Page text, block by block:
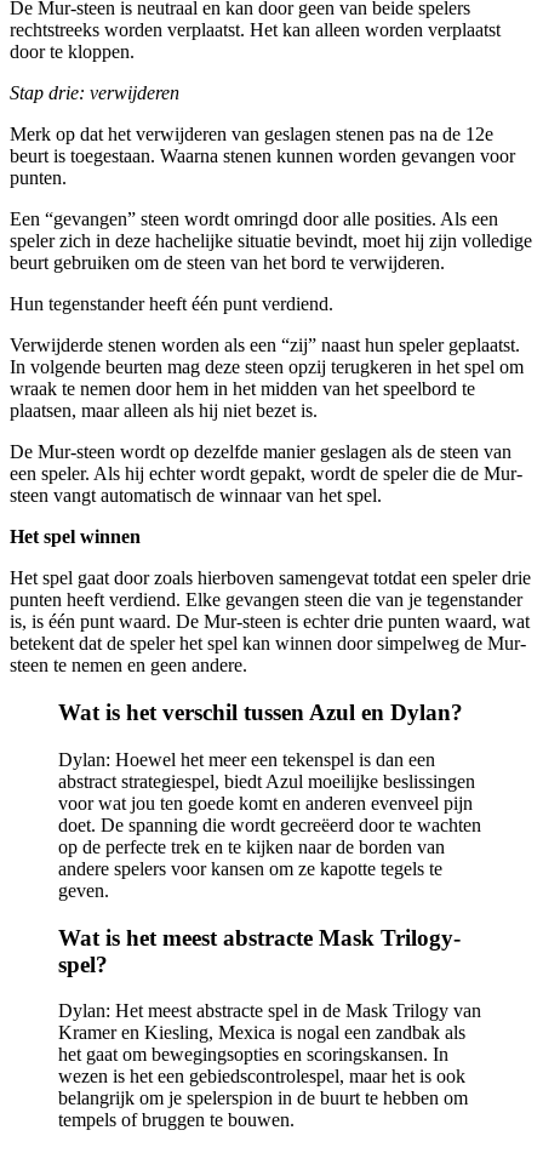
De Mur-steen is neutraal en kan door geen van beide spelers
rechtstreeks worden verplaatst. Het kan alleen worden verplaatst
door te kloppen.
Stap drie: verwijderen
Merk op dat het verwijderen van geslagen stenen pas na de 12e
beurt is toegestaan. Waarna stenen kunnen worden gevangen voor
punten.
Een “gevangen” steen wordt omringd door alle posities. Als een
speler zich in deze hachelijke situatie bevindt, moet hij zijn volledige
beurt gebruiken om de steen van het bord te verwijderen.
Hun tegenstander heeft één punt verdiend.
Verwijderde stenen worden als een “zij” naast hun speler geplaatst.
In volgende beurten mag deze steen opzij terugkeren in het spel om
wraak te nemen door hem in het midden van het speelbord te
plaatsen, maar alleen als hij niet bezet is.
De Mur-steen wordt op dezelfde manier geslagen als de steen van
een speler. Als hij echter wordt gepakt, wordt de speler die de Mur-
steen vangt automatisch de winnaar van het spel.
Het spel winnen
Het spel gaat door zoals hierboven samengevat totdat een speler drie
punten heeft verdiend. Elke gevangen steen die van je tegenstander
is, is één punt waard. De Mur-steen is echter drie punten waard, wat
betekent dat de speler het spel kan winnen door simpelweg de Mur-
steen te nemen en geen andere.
Wat is het verschil tussen Azul en Dylan?
Dylan: Hoewel het meer een tekenspel is dan een
abstract strategiespel, biedt Azul moeilijke beslissingen
voor wat jou ten goede komt en anderen evenveel pijn
doet. De spanning die wordt gecreëerd door te wachten
op de perfecte trek en te kijken naar de borden van
andere spelers voor kansen om ze kapotte tegels te
geven.
Wat is het meest abstracte Mask Trilogy-
spel?
Dylan: Het meest abstracte spel in de Mask Trilogy van
Kramer en Kiesling, Mexica is nogal een zandbak als
het gaat om bewegingsopties en scoringskansen. In
wezen is het een gebiedscontrolespel, maar het is ook
belangrijk om je spelerspion in de buurt te hebben om
tempels of bruggen te bouwen.